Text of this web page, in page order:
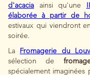
d'acacia ainsi qu'une
élaborée à partir de
estivaux qui viendront
soirée.
La Fromagerie du
sélection de
spécialement